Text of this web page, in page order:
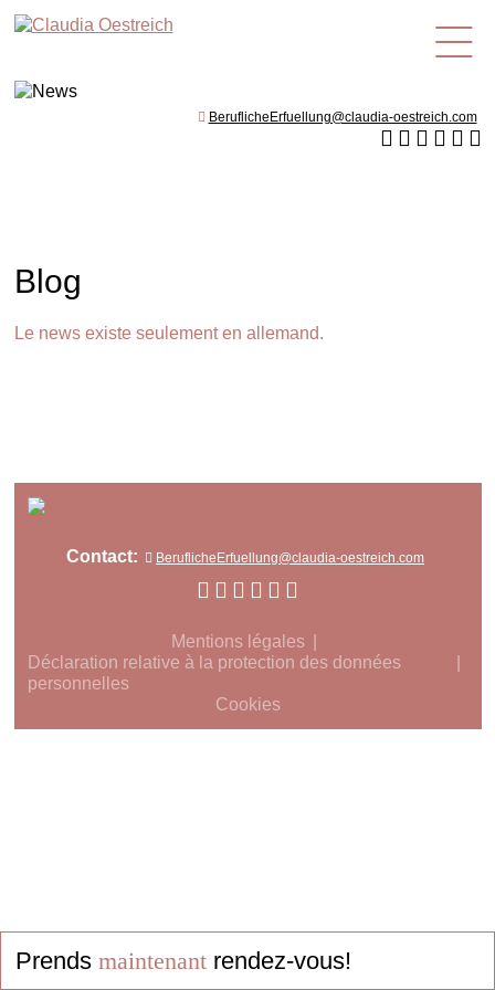
fr
BeruflicheErfuellung@claudia-oestreich.com
Blog
Le news existe seulement en allemand.
Contact: BeruflicheErfuellung@claudia-oestreich.com
Mentions légales
Déclaration relative à la protection des données
personnelles
Cookies
Prends maintenantrendez-vous!